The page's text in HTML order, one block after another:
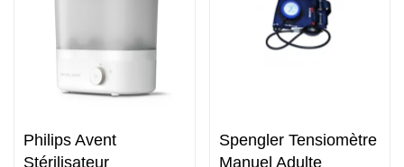
Philips Avent
Stérilisateur
Spengler Tensiomètre
Manuel Adulte